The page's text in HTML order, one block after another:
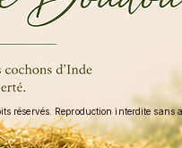
réservés. Reproduction interdite sans